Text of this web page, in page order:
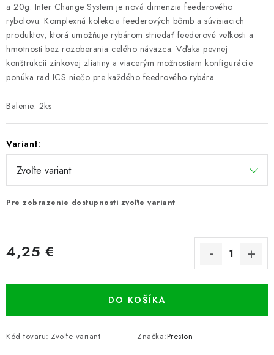
a 20g. Inter Change System je nová dimenzia feederového
rybolovu. Komplexná kolekcia feederových bômb a súvisiacich
produktov, ktorá umožňuje rybárom striedať feederové veľkosti a
hmotnosti bez rozoberania celého náväzca. Vďaka pevnej
konštrukcii zinkovej zliatiny a viacerým možnostiam konfigurácie
ponúka rad ICS niečo pre každého feedrového rybára.
Balenie: 2ks
Variant:
Pre zobrazenie dostupnosti zvoľte variant
4,25 €
DO KOŠÍKA
Kód tovaru: Zvoľte variant Značka:Preston